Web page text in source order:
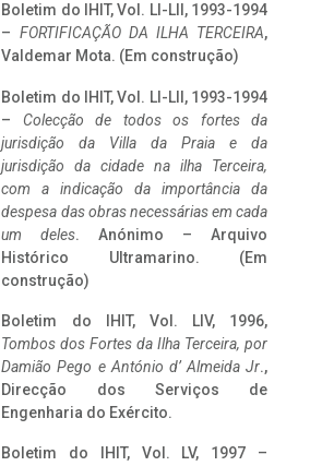
Boletim do IHIT, Vol. LI-LII, 1993-1994
– FORTIFICAÇÃO DA ILHA TERCEIRA,
Valdemar Mota. (Em construção)
Boletim do IHIT, Vol. LI-LII, 1993-1994
– Colecção de todos os fortes da
jurisdição da Villa da Praia e da
jurisdição da cidade na ilha Terceira,
com a indicação da importância da
despesa das obras necessárias em cada
um deles. Anónimo – Arquivo
Histórico Ultramarino. (Em
construção)
Boletim do IHIT, Vol. LIV, 1996,
Tombos dos Fortes da Ilha Terceira, por
Damião Pego e António d’ Almeida Jr.,
Direcção dos Serviços de
Engenharia do Exército.
Boletim do IHIT, Vol. LV, 1997 –